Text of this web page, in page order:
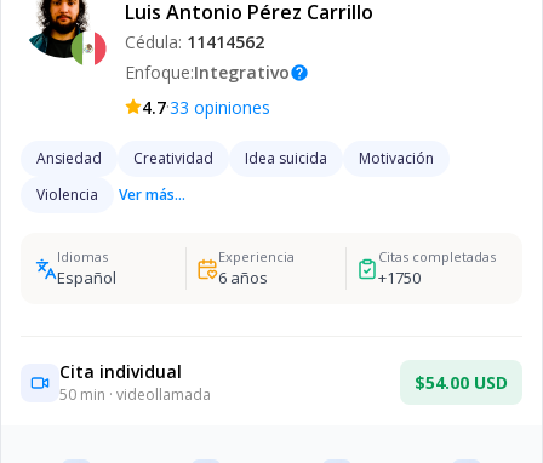
Luis Antonio Pérez Carrillo
Cédula: 11414562
Enfoque:Integrativohelp
4.7·33 opiniones
Ansiedad Creatividad Idea suicida
Motivación
Violencia
Ver más...
Idiomas
Español
Experiencia
6años
Citas completadas
+1750
Cita individual
50 min · videollamada
$54.00 USD